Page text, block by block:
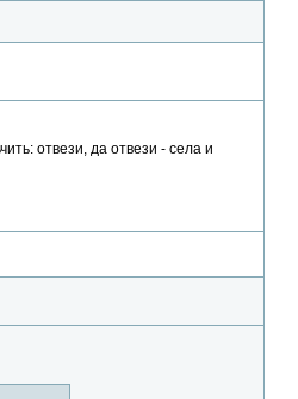
отвези, да отвези - села и